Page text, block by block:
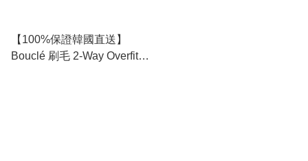
【100%保證韓國直送】
Bouclé 刷毛 2-Way Overfit